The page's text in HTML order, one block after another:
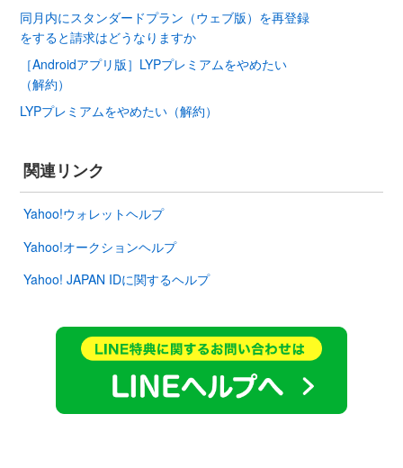
同月内にスタンダードプラン（ウェブ版）を再登録
をすると請求はどうなりますか
［Androidアプリ版］LYPプレミアムをやめたい
（解約）
LYPプレミアムをやめたい（解約）
関連リンク
Yahoo!ウォレットヘルプ
Yahoo!オークションヘルプ
Yahoo! JAPAN IDに関するヘルプ